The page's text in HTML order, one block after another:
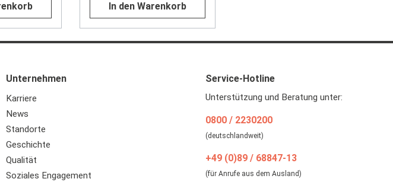
In den Warenkorb
Unternehmen
Karriere
News
Standorte
Geschichte
Qualität
Soziales Engagement
Service-Hotline
Unterstützung und Beratung unter:
0800 / 2230200
(deutschlandweit)
+49 (0)89 / 68847-13
(für Anrufe aus dem Ausland)